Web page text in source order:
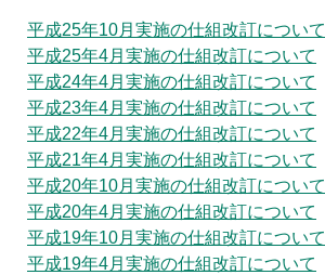
平成25年10月実施の仕組改訂について
平成25年4月実施の仕組改訂について
平成24年4月実施の仕組改訂について
平成23年4月実施の仕組改訂について
平成22年4月実施の仕組改訂について
平成21年4月実施の仕組改訂について
平成20年10月実施の仕組改訂について
平成20年4月実施の仕組改訂について
平成19年10月実施の仕組改訂について
平成19年4月実施の仕組改訂について